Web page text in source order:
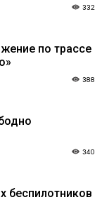
332
по трассе
388
340
беспилотников